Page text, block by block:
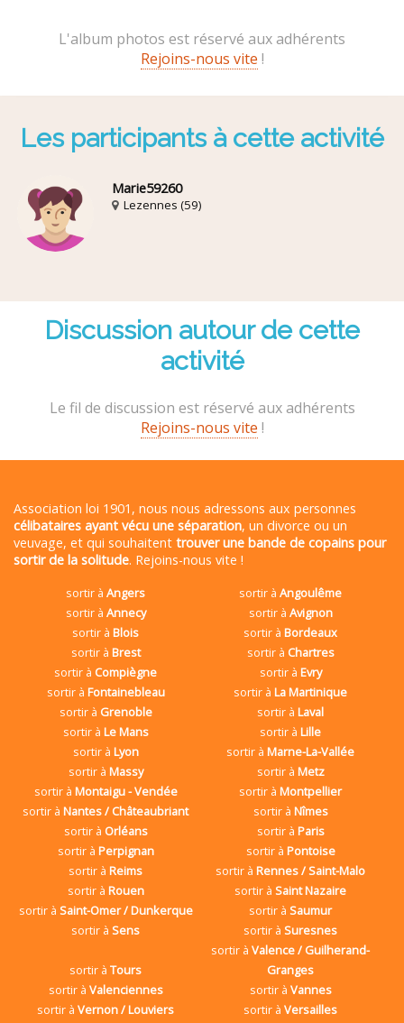
L'album photos est réservé aux adhérents
Rejoins-nous vite !
Les participants à cette activité
Marie59260
Lezennes (59)
Discussion autour de cette
activité
Le fil de discussion est réservé aux adhérents
Rejoins-nous vite !
Association loi 1901, nous nous adressons aux personnes
célibataires ayant vécu une séparation, un divorce ou un
veuvage, et qui souhaitent trouver une bande de copains pour
sortir de la solitude. Rejoins-nous vite !
sortir àAngers sortir àAngoulême
sortir à Annecy sortir à Avignon
sortir àBlois sortir àBordeaux
sortir à Brest sortir à Chartres
sortir à Compiègne sortir à Evry
sortir à Fontainebleau sortir àLa Martinique
sortir à Grenoble sortir àLaval
sortir à Le Mans sortir àLille
sortir à Lyon sortir àMarne-La-Vallée
sortir à Massy sortir à Metz
sortir à Montaigu - Vendée sortir àMontpellier
sortir àNantes / Châteaubriant sortir à Nîmes
sortir à Orléans sortir à Paris
sortir à Perpignan sortir à Pontoise
sortir àReims sortir àRennes / Saint-Malo
sortir à Rouen sortir àSaint Nazaire
sortir à Saint-Omer / Dunkerque sortir àSaumur
sortir àSens sortir àSuresnes
sortir àTours
sortir àValence / Guilherand-
Granges
sortir à Valenciennes sortir à Vannes
sortir àVernon / Louviers sortir àVersailles